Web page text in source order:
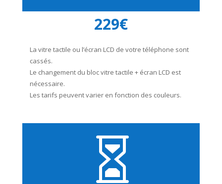
229€
La vitre tactile ou l’écran LCD de votre téléphone sont
cassés.
Le changement du bloc vitre tactile + écran LCD est
nécessaire.
Les tarifs peuvent varier en fonction des couleurs.
